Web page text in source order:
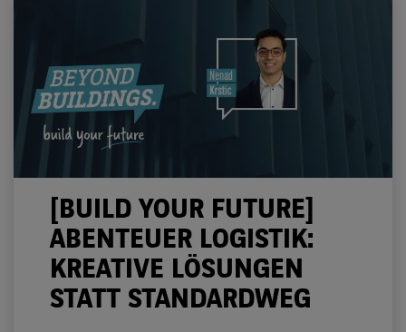
[BUILD YOUR FUTURE]
ABENTEUER LOGISTIK:
KREATIVE LÖSUNGEN
STATT STANDARDWEG